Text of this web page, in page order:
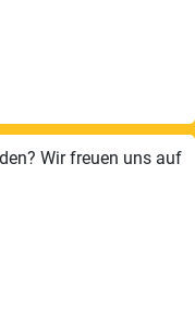
Wir freuen uns auf